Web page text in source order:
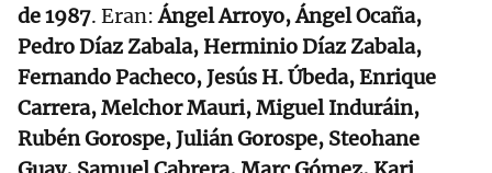
de 1987. Eran:Ángel Arroyo, Ángel Ocaña,
Pedro Díaz Zabala, Herminio Díaz Zabala,
Fernando Pacheco, Jesús H. Úbeda, Enrique
Carrera, Melchor Mauri, Miguel Induráin,
Rubén Gorospe, Julián Gorospe, Steohane